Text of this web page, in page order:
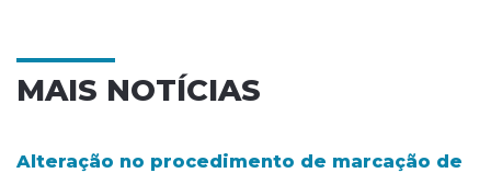
MAIS NOTÍCIAS
Alteração no procedimento de marcação de